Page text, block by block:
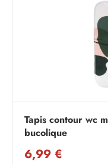
Tapis contour wc
bucolique
6,99 €